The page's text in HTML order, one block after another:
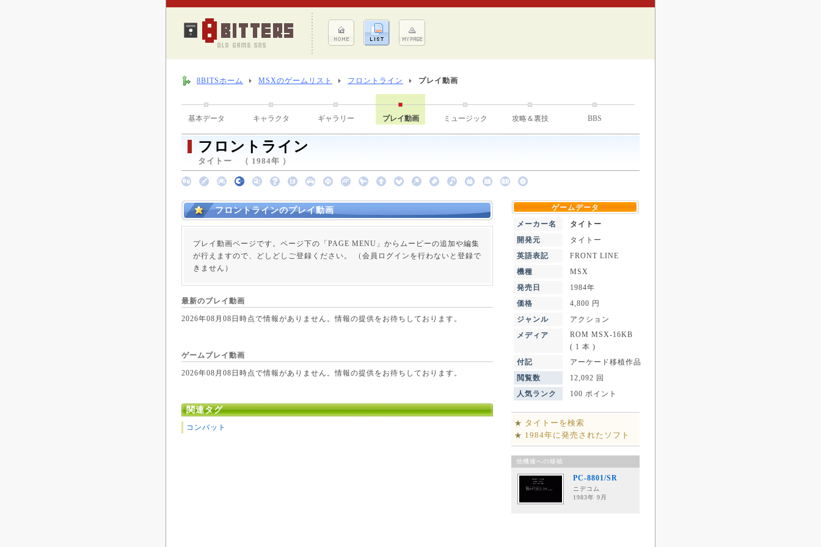
8BITSホーム MSXのゲームリスト フロントライン プレイ動画
基本データ キャラクタ ギャラリー プレイ動画 ミュージック 攻略＆裏技 BBS
フロントライン
タイトー （ 1984年 ）
フロントラインのプレイ動画
プレイ動画ページです。ページ下の「PAGE MENU」からムービーの追加や編集
が行えますので、どしどしご登録ください。 （会員ログインを行わないと登録で
きません）
最新のプレイ動画
2026年08月08日時点で情報がありません。情報の提供をお待ちしております。
ゲームプレイ動画
2026年08月08日時点で情報がありません。情報の提供をお待ちしております。
関連タグ
コンバット
ゲームデータ
メーカー名
タイトー
開発元
タイトー
英語表記
FRONT LINE
機種
MSX
発売日
1984年
価格
4,800 円
ジャンル
アクション
メディア
ROM MSX-16KB
( 1 本 )
付記
アーケード移植作品
閲覧数
12,092 回
人気ランク
100 ポイント
★ タイトーを検索
★ 1984年に発売されたソフト
他機種への移植
PC-8801/SR
ニデコム
1983年 9月